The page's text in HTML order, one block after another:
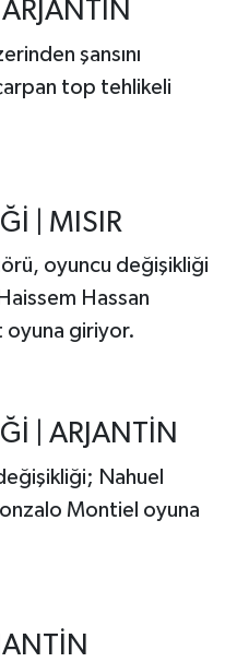
şansını
top tehlikeli
| MISIR
oyuncu değişikliği
Hassan
oyuna giriyor.
| ARJANTİN
Nahuel
Montiel oyuna